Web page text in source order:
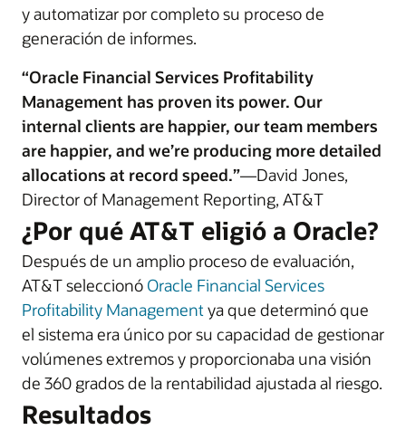
y automatizar por completo su proceso de
generación de informes.
“Oracle Financial Services Profitability
Management has proven its power. Our
internal clients are happier, our team members
are happier, and we’re producing more detailed
allocations at record speed.”—David Jones,
Director of Management Reporting, AT&T
¿Por qué AT&T eligió a Oracle?
Después de un amplio proceso de evaluación,
AT&T seleccionó Oracle Financial Services
Profitability Managementya que determinó que
el sistema era único por su capacidad de gestionar
volúmenes extremos y proporcionaba una visión
de 360 grados de la rentabilidad ajustada al riesgo.
Resultados